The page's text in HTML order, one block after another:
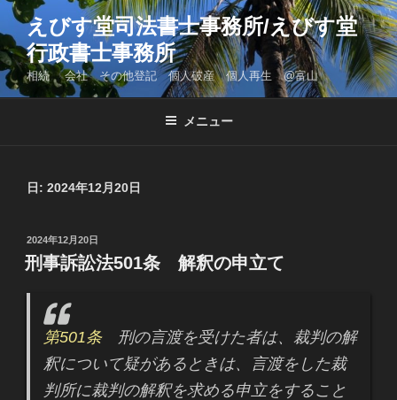
コ
ン
テ
ン
ツ
えびす堂司法書士事務所/えびす堂
行政書士事務所
相続 会社 その他登記 個人破産 個人再生 @富山
メニュー
日: 2024年12月20日
投
稿
日:
2024年12月20日
刑事訴訟法501条 解釈の申立て
第501条刑の言渡を受けた者は、裁判の解
釈について疑があるときは、言渡をした裁
判所に裁判の解釈を求める申立をすること